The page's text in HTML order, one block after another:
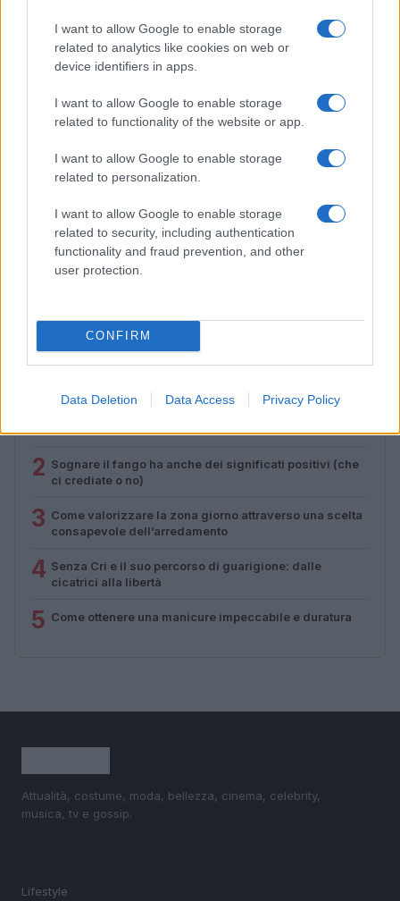
I want to allow Google to enable storage
related to analytics like cookies on web or
device identifiers in apps.
I want to allow Google to enable storage
related to functionality of the website or app.
I want to allow Google to enable storage
related to personalization.
I want to allow Google to enable storage
related to security, including authentication
functionality and fraud prevention, and other
user protection.
CONFIRM
Data Deletion Data Access Privacy Policy
Feng Shui: consigli per posizionare il divano in modo
2 Sognare il fango ha anche dei significati positivi (che
ci crediate o no)
3 Come valorizzare la zona giorno attraverso una scelta
consapevole dell’arredamento
4 Senza Cri e il suo percorso di guarigione: dalle
cicatrici alla libertà
5 Come ottenere una manicure impeccabile e duratura
Attualità, costume, moda, bellezza, cinema, celebrity,
musica, tv e gossip.
Lifestyle